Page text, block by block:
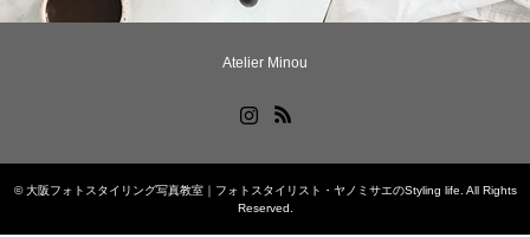
Atelier Minou
©大阪フォトスタイリング写真教室｜フォトスタイリスト・ヤノミサエのStyling life. All Rights
Reserved.